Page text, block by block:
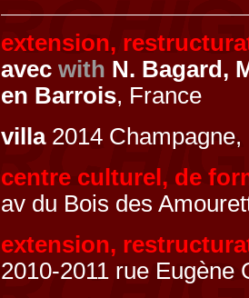
extension,
avec with N. Bagard,
en Barrois, France
villa2014 Champagne,
centre culturel, de
av du Bois des
extension,
2010-2011 rue Eugène